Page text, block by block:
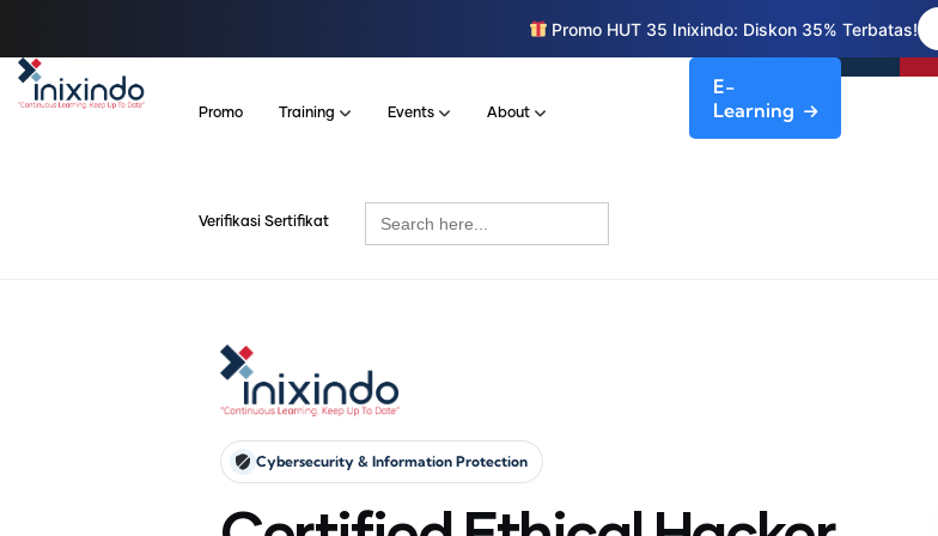
Promo HUT 35 Inixindo: Diskon 35% Terbatas!
Promo Training Events About
Verifikasi Sertifikat
Search
for:
E-
Learning
Cybersecurity & Information Protection